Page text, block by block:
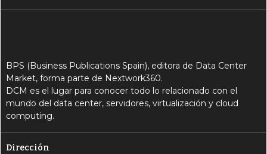
BPS (Business Publications Spain), editora de Data Center
Market, forma parte de Nextwork360.
DCM es el lugar para conocer todo lo relacionado con el
mundo del data center, servidores, virtualización y cloud
computing.
Dirección